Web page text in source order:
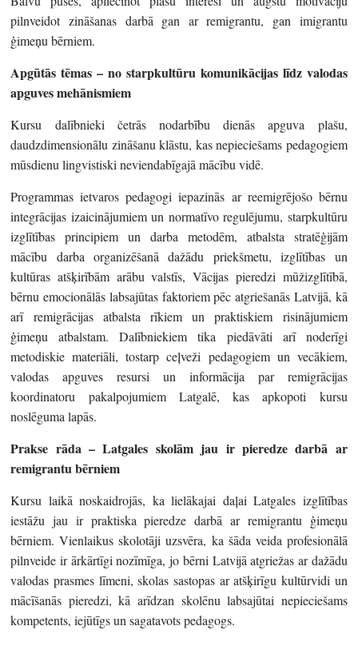
pilnveidot zināšanas darbā gan ar remigrantu, gan imigrantu
ģimeņu bērniem.
Apgūtās tēmas – no starpkultūru komunikācijas līdz valodas
apguves mehānismiem
Kursu dalībnieki četrās nodarbību dienās apguva plašu,
daudzdimensionālu zināšanu klāstu, kas nepieciešams pedagogiem
mūsdienu lingvistiski neviendabīgajā mācību vidē.
Programmas ietvaros pedagogi iepazinās ar reemigrējošo bērnu
integrācijas izaicinājumiem un normatīvo regulējumu, starpkultūru
izglītības principiem un darba metodēm, atbalsta stratēģijām
mācību darba organizēšanā dažādu priekšmetu, izglītības un
kultūras atšķirībām arābu valstīs, Vācijas pieredzi mūžizglītībā,
bērnu emocionālās labsajūtas faktoriem pēc atgriešanās Latvijā, kā
arī remigrācijas atbalsta rīkiem un praktiskiem risinājumiem
ģimeņu atbalstam. Dalībniekiem tika piedāvāti arī noderīgi
metodiskie materiāli, tostarp ceļveži pedagogiem un vecākiem,
valodas apguves resursi un informācija par remigrācijas
koordinatoru pakalpojumiem Latgalē, kas apkopoti kursu
noslēguma lapās.
Prakse rāda – Latgales skolām jau ir pieredze darbā ar
remigrantu bērniem
Kursu laikā noskaidrojās, ka lielākajai daļai Latgales izglītības
iestāžu jau ir praktiska pieredze darbā ar remigrantu ģimeņu
bērniem. Vienlaikus skolotāji uzsvēra, ka šāda veida profesionālā
pilnveide ir ārkārtīgi nozīmīga, jo bērni Latvijā atgriežas ar dažādu
valodas prasmes līmeni, skolas sastopas ar atšķirīgu kultūrvidi un
mācīšanās pieredzi, kā arīdzan skolēnu labsajūtai nepieciešams
kompetents, iejūtīgs un sagatavots pedagogs.